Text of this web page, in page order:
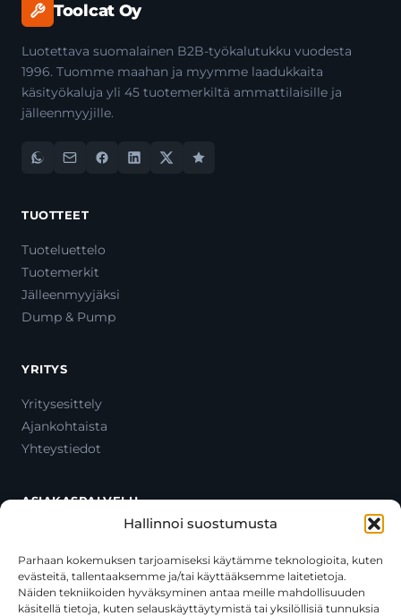
Hallinnoi suostumusta
Parhaan kokemuksen tarjoamiseksi käytämme teknologioita, kuten
evästeitä, tallentaaksemme ja/tai käyttääksemme laitetietoja.
Näiden tekniikoiden hyväksyminen antaa meille mahdollisuuden
käsitellä tietoja, kuten selauskäyttäytymistä tai yksilöllisiä tunnuksia
Toolcat Oy
Luotettava suomalainen B2B-työkalutukku vuodesta
1996. Tuomme maahan ja myymme laadukkaita
käsityökaluja yli 45 tuotemerkiltä ammattilaisille ja
jälleenmyyjille.
TUOTTEET
Tuoteluettelo
Tuotemerkit
Jälleenmyyjäksi
Dump & Pump
YRITYS
Yritysesittely
Ajankohtaista
Yhteystiedot
ASIAKASPALVELU
Oma tili
Maksutavat
Toimitustavat